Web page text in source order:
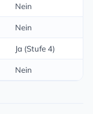
Nein
Nein
Ja (Stufe 4)
Nein